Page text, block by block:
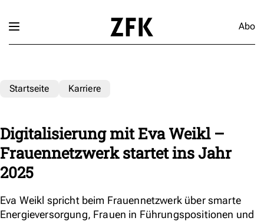
Abo
Startseite Karriere
Digitalisierung mit Eva Weikl –
Frauennetzwerk startet ins Jahr
2025
Eva Weikl spricht beim Frauennetzwerk über smarte
Energieversorgung, Frauen in Führungspositionen und